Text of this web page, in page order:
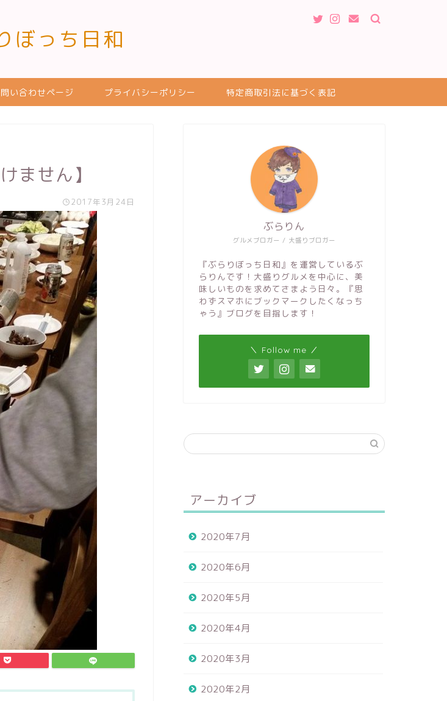
ぼっち日和
い合わせページ プライバシーポリシー 特定商取引法に基づく表記
ません】
2017年3月24日
グルメブロガー / 大盛りブロガー
ぶらりん
『ぶらりぼっち日和』を運営しているぶ
らりんです！大盛りグルメを中心に、美
味しいものを求めてさまよう日々。『思
わずスマホにブックマークしたくなっち
ゃう』ブログを目指します！
＼ Follow me ／
アーカイブ
2020年7月
2020年6月
2020年5月
2020年4月
2020年3月
2020年2月